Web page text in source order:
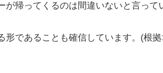
が帰ってくるのは間違いないと言って
であることも確信しています。(根拠